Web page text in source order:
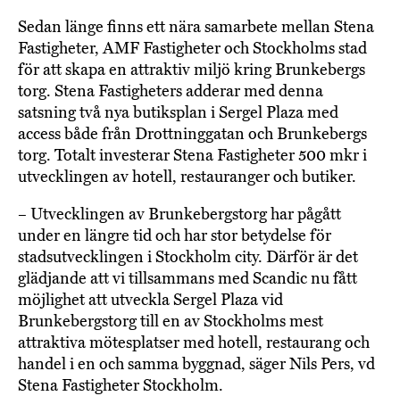
Sedan länge finns ett nära samarbete mellan Stena
Fastigheter, AMF Fastigheter och Stockholms stad
för att skapa en attraktiv miljö kring Brunkebergs
torg. Stena Fastigheters adderar med denna
satsning två nya butiksplan i Sergel Plaza med
access både från Drottninggatan och Brunkebergs
torg. Totalt investerar Stena Fastigheter 500 mkr i
utvecklingen av hotell, restauranger och butiker.
– Utvecklingen av Brunkebergstorg har pågått
under en längre tid och har stor betydelse för
stadsutvecklingen i Stockholm city. Därför är det
glädjande att vi tillsammans med Scandic nu fått
möjlighet att utveckla Sergel Plaza vid
Brunkebergstorg till en av Stockholms mest
attraktiva mötesplatser med hotell, restaurang och
handel i en och samma byggnad, säger Nils Pers, vd
Stena Fastigheter Stockholm.